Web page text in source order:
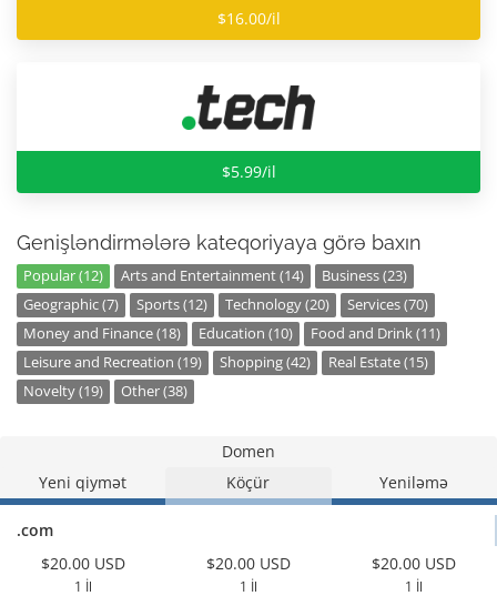
$16.00/il
$5.99/il
Genişləndirmələrə kateqoriyaya görə baxın
Popular (12) Arts and Entertainment (14)
Business (23)
Geographic (7)
Sports (12) Technology (20)
Services (70)
Money and Finance (18)
Education (10)
Food and Drink (11)
Leisure and Recreation (19)
Shopping (42)
Real Estate (15)
Novelty (19)
Other (38)
Domen
Yeni qiymət
Köçür Yeniləmə
.com
$20.00 USD
1 İl
$20.00 USD
1 İl
$20.00 USD
1 İl